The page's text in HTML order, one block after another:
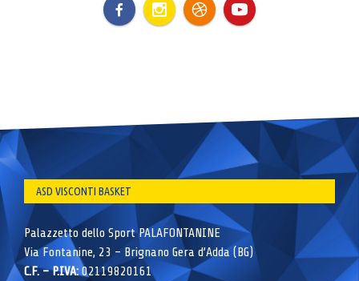
ASD VISCONTI BASKET
Palazzetto dello Sport PALAFONTANINE
Via Fontanine, 23 – Brignano Gera d’Adda (BG)
C.F. – P.IVA:02119820161